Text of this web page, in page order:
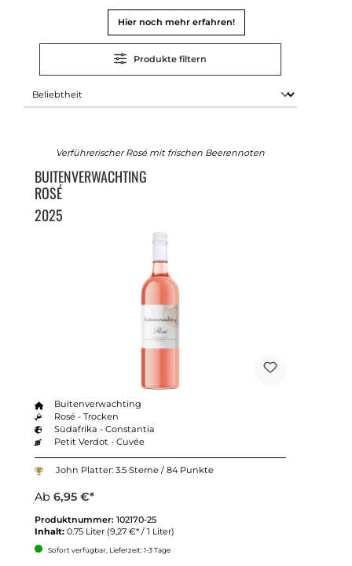
Hier noch mehr erfahren!
Produkte filtern
Verführerischer Rosé mit frischen Beerennoten
BUITENVERWACHTING
ROSÉ
2025
Buitenverwachting
Rosé - Trocken
Südafrika - Constantia
Petit Verdot - Cuvée
John Platter: 3.5 Sterne / 84 Punkte
Ab 6,95 €*
Produktnummer: 102170-25
Inhalt: 0.75 Liter (9,27 €* / 1 Liter)
Sofort verfügbar, Lieferzeit: 1-3 Tage